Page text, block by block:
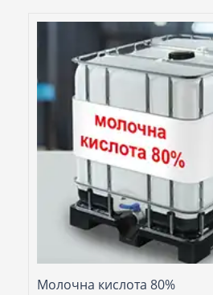
Молочна кислота 80%